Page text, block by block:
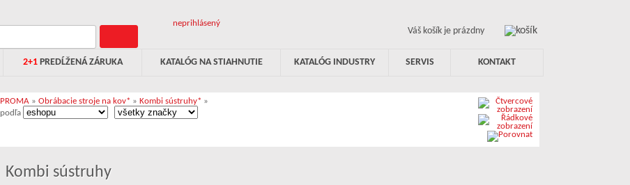
neprihlásený
Váš košík je prázdny
2+1PREDĹŽENÁ ZÁRUKA KATALÓG NA STIAHNUTIE KATALÓG INDUSTRY SERVIS KONTAKT
PROMA » Obrábacie stroje na kov* » Kombi sústruhy* »
podľa
Kombi sústruhy